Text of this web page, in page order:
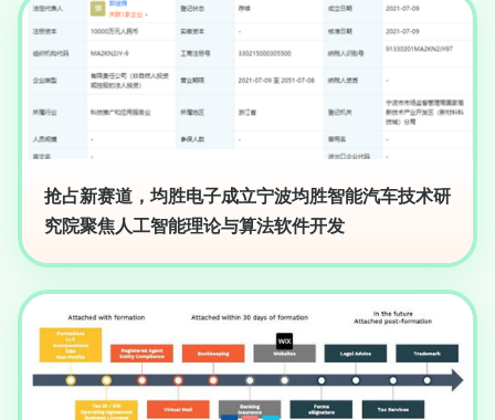
抢占新赛道，均胜电子成立宁波均胜智能汽车技术研
究院聚焦人工智能理论与算法软件开发